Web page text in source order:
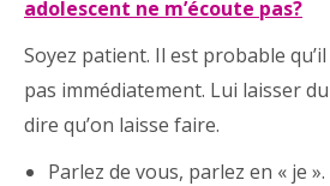
adolescent ne m’écoute pas?
Soyez patient. Il est probable
pas immédiatement. Lui laisser
dire qu’on laisse faire.
Parlez de vous, parlez en « je ».